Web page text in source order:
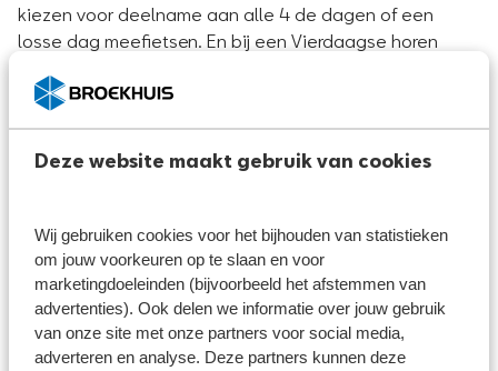
Deze website maakt gebruik van cookies
Wij gebruiken cookies voor het bijhouden van statistieken
om jouw voorkeuren op te slaan en voor
marketingdoeleinden (bijvoorbeeld het afstemmen van
advertenties). Ook delen we informatie over jouw gebruik
van onze site met onze partners voor social media,
adverteren en analyse. Deze partners kunnen deze
kiezen voor deelname aan alle 4 de dagen of een
losse dag meefietsen. En bij een Vierdaagse horen
niet bij de Fiets4daagse.
Waar vind je een Fiets4daagse?
Er zijn jaarlijks tientallen Fiets4daagsen in Nederland,
alle Fiets4daagsen in 2025 kun je terecht op
fietsvierdaagsen.nl. Hier vind je een uitgebreide
kalender met data en locaties van de verschillende
Fiets4daagsen door het hele land.​